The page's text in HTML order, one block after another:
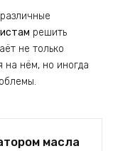
решить
не только
на нём, но иногда
масла